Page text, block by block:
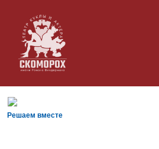
Решаем вместе